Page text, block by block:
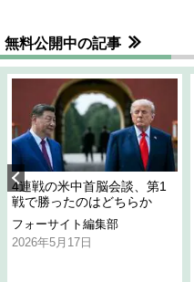
無料公開中の記事
4連戦の米中首脳会談、第1
戦で勝ったのはどちらか
フォーサイト編集部
2026年5月17日